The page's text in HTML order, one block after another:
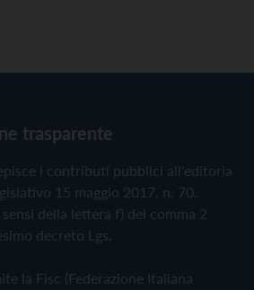
trasparente
i contributi pubblici all'editoria
15 maggio 2017, n. 70.
della lettera f) del comma 2
decreto Lgs.
la Fisc (Federazione Italiana